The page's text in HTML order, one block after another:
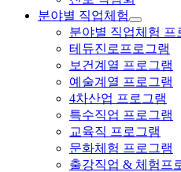
분야별 직업체험
분야별 직업체험 프
테듀진로프로그램
보건계열 프로그램
예술계열 프로그램
4차산업 프로그램
특수직업 프로그램
교육직 프로그램
문화체험 프로그램
출강직업 & 체험프